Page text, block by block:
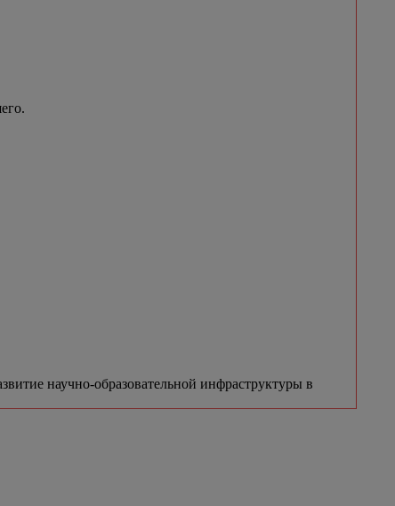
научно-образовательной инфраструктуры в